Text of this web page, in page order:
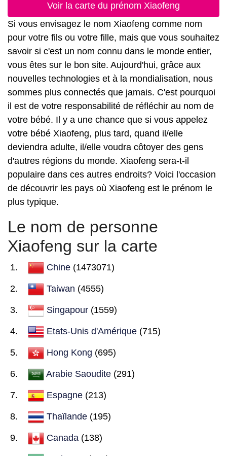
Voir la carte du prénom Xiaofeng
Si vous envisagez le nom Xiaofeng comme nom
pour votre fils ou votre fille, mais que vous souhaitez
savoir si c'est un nom connu dans le monde entier,
vous êtes sur le bon site. Aujourd'hui, grâce aux
nouvelles technologies et à la mondialisation, nous
sommes plus connectés que jamais. C'est pourquoi
il est de votre responsabilité de réfléchir au nom de
votre bébé. Il y a une chance que si vous appelez
votre bébé Xiaofeng, plus tard, quand il/elle
deviendra adulte, il/elle voudra côtoyer des gens
d'autres régions du monde. Xiaofeng sera-t-il
populaire dans ces autres endroits? Voici l'occasion
de découvrir les pays où Xiaofeng est le prénom le
plus typique.
Le nom de personne
Xiaofeng sur la carte
Chine (1473071)
Taiwan (4555)
Singapour (1559)
Etats-Unis d'Amérique (715)
Hong Kong (695)
Arabie Saoudite (291)
Espagne (213)
Thaïlande (195)
Canada (138)